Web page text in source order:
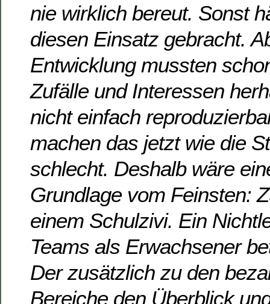
nie wirklich bereut. Sonst
diesen Einsatz gebracht.
Entwicklung mussten
Zufälle und Interessen
nicht einfach
machen das jetzt wie die
schlecht. Deshalb wäre
Grundlage vom Feinsten:
einem Schulzivi. Ein
Teams als Erwachsener
Der zusätzlich zu den
Bereiche den Überblick